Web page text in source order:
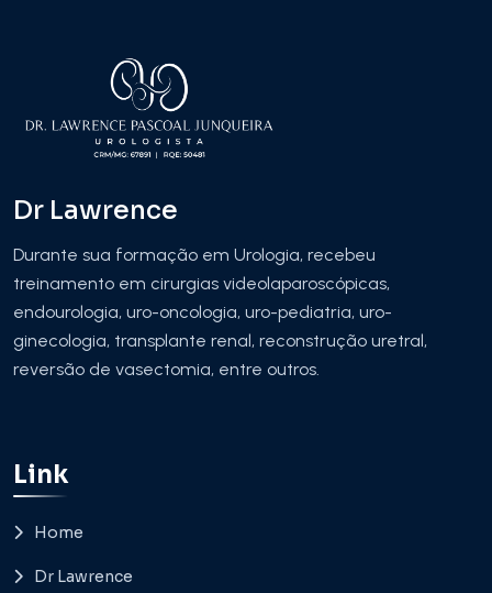
Dr Lawrence
Durante sua formação em Urologia, recebeu
treinamento em cirurgias videolaparoscópicas,
endourologia, uro-oncologia, uro-pediatria, uro-
ginecologia, transplante renal, reconstrução uretral,
reversão de vasectomia, entre outros.
Link
Home
Dr Lawrence